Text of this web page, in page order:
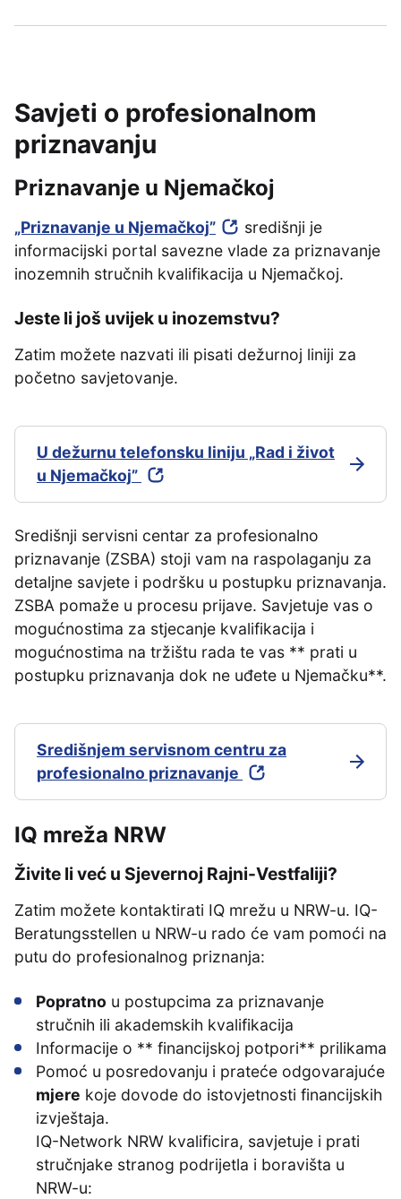
Savjeti o profesionalnom
priznavanju
Priznavanje u Njemačkoj
„Priznavanje u Njemačkoj”
središnji je
informacijski portal savezne vlade za priznavanje
inozemnih stručnih kvalifikacija u Njemačkoj.
Jeste li još uvijek u inozemstvu?
Zatim možete nazvati ili pisati dežurnoj liniji za
početno savjetovanje.
U dežurnu telefonsku liniju „Rad i život
u Njemačkoj”
Središnji servisni centar za profesionalno
priznavanje (ZSBA) stoji vam na raspolaganju za
detaljne savjete i podršku u postupku priznavanja.
ZSBA pomaže u procesu prijave. Savjetuje vas o
mogućnostima za stjecanje kvalifikacija i
mogućnostima na tržištu rada te vas ** prati u
postupku priznavanja dok ne uđete u Njemačku**.
Središnjem servisnom centru za
profesionalno priznavanje
IQ mreža NRW
Živite li već u Sjevernoj Rajni-Vestfaliji?
Zatim možete kontaktirati IQ mrežu u NRW-u. IQ-
Beratungsstellen u NRW-u rado će vam pomoći na
putu do profesionalnog priznanja:
Popratno u postupcima za priznavanje
stručnih ili akademskih kvalifikacija
Informacije o ** financijskoj potpori** prilikama
Pomoć u posredovanju i prateće odgovarajuće
mjere koje dovode do istovjetnosti financijskih
izvještaja.
IQ-Network NRW kvalificira, savjetuje i prati
stručnjake stranog podrijetla i boravišta u
NRW-u: